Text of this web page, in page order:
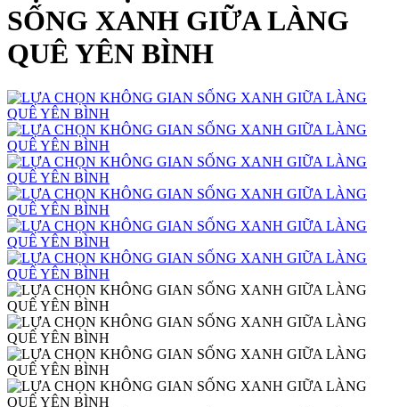
SỐNG XANH GIỮA LÀNG
QUÊ YÊN BÌNH